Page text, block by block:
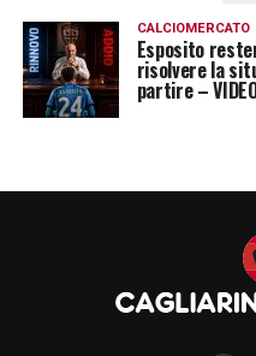
CALCIOMERCATO
Esposito
risolvere la
partire –